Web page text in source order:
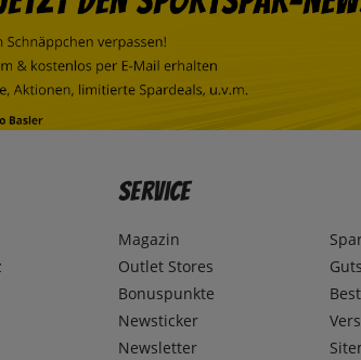
Service
Magazin
Outlet Stores
Bonuspunkte
Newsticker
Newsletter